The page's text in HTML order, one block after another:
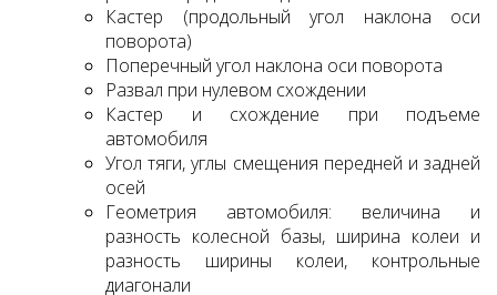
Кастер (продольный угол наклона оси
поворота)
Поперечный угол наклона оси поворота
Развал при нулевом схождении
Кастер и схождение при подъеме
автомобиля
Угол тяги, углы смещения передней и задней
осей
Геометрия автомобиля: величина и
разность колесной базы, ширина колеи и
разность ширины колеи, контрольные
диагонали